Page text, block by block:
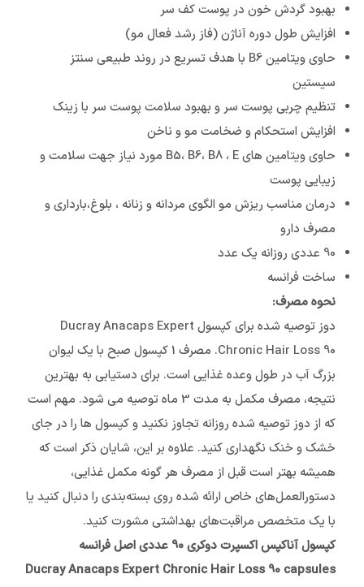
بهبود گردش خون در پوست کف سر
افزایش طول دوره آناژن (فاز رشد فعال مو)
حاوی ویتامین B6 با هدف تسریع در روند طبیعی سنتز
سیستین
تنظیم چربی پوست سر و بهبود سلامت پوست سر با زینک
افزایش استحکام و ضخامت مو و ناخن
حاوی ويتامين هاي B5، B6، B8 ، E مورد نياز جهت سلامت و
زيبايي پوست
درمان مناسب ریزش مو الگوی مردانه و زنانه ، بلوغ،بارداری و
مصرف دارو
90 عددی روزانه یک عدد
ساخت فرانسه
نحوه مصرف:
دوز توصیه شده برای کپسول Ducray Anacaps Expert
Chronic Hair Loss 90. مصرف 1 کپسول صبح با یک لیوان
بزرگ آب در طول وعده غذایی است. برای دستیابی به بهترین
نتیجه، مصرف مکمل به مدت 3 ماه توصیه می شود. مهم است
که از دوز توصیه شده روزانه تجاوز نکنید و کپسول ها را در جای
خشک و خنک نگهداری کنید. علاوه بر این، شایان ذکر است که
همیشه بهتر است قبل از مصرف هر گونه مکمل غذایی،
دستورالعمل‌های خاص ارائه شده روی بسته‌بندی را دنبال کنید یا
با یک متخصص مراقبت‌های بهداشتی مشورت کنید.
کپسول آناکپس اکسپرت دوکری 90 عددی اصل فرانسه
Ducray Anacaps Expert Chronic Hair Loss 90 capsules